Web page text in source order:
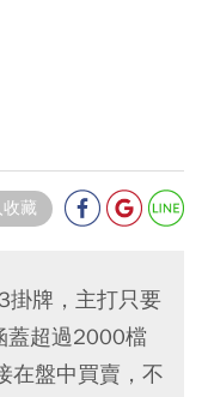
藏
牌，主打只要
蓋超過2000檔
在盤中買賣，不